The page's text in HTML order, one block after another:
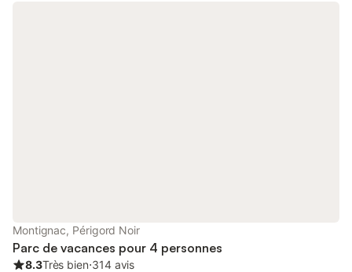
Montignac, Périgord Noir
Parc de vacances pour 4 personnes
8.3Très bien⋅314 avis